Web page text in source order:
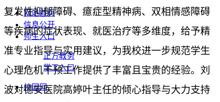
网站首页
信息公开
师生入口
正方教务
学工入口
校园网
复发性抑郁障碍、癔症型精神病、双相情感障碍
等疾病的症状表现、就医治疗等多维度，给予精
准专业指导与实用建议，为我校进一步规范学生
心理危机干预工作提供了丰富且宝贵的经验。 刘
波对德安医院高婷叶主任的倾心指导与大力支持